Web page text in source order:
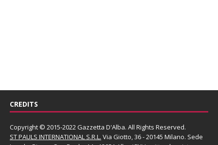
CREDITS
Copyright © 2015-2022 Gazzetta D'Alba. All Rights Reserved.
ST PAULS INTERNATIONAL S.R.L. Via Giotto, 36 - 20145 Milano. Sede